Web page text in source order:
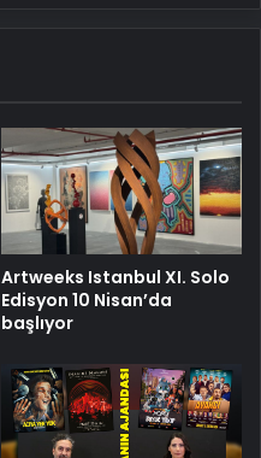
Artweeks Istanbul XI. Solo
Edisyon 10 Nisan’da
başlıyor